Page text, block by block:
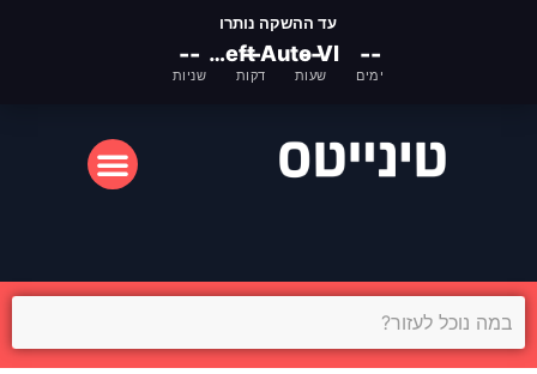
עד ההשקה נותרו
Grand Theft Auto VI --
ימים
--
שעות
--
דקות
--
שניות